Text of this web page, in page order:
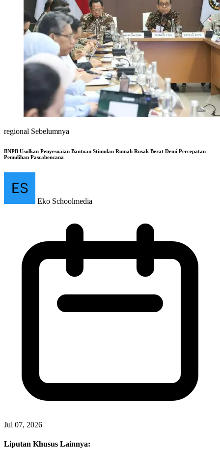
regional Sebelumnya
BNPB Usulkan Penyesuaian Bantuan Stimulan Rumah Rusak Berat Demi Percepatan
Pemulihan Pascabencana
Eko Schoolmedia
Jul 07, 2026
Liputan Khusus Lainnya: